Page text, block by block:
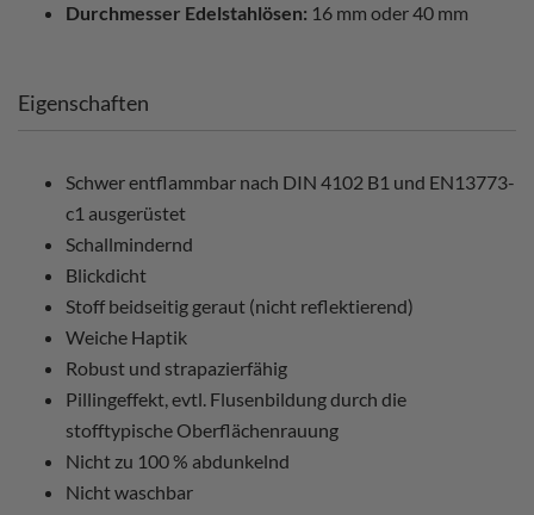
Durchmesser Edelstahlösen: 16 mm oder 40 mm
Eigenschaften
Schwer entflammbar nach DIN 4102 B1 und EN13773-
c1 ausgerüstet
Schallmindernd
Blickdicht
Stoff beidseitig geraut (nicht reflektierend)
Weiche Haptik
Robust und strapazierfähig
Pillingeffekt, evtl. Flusenbildung durch die
stofftypische Oberflächenrauung
Nicht zu 100 % abdunkelnd
Nicht waschbar